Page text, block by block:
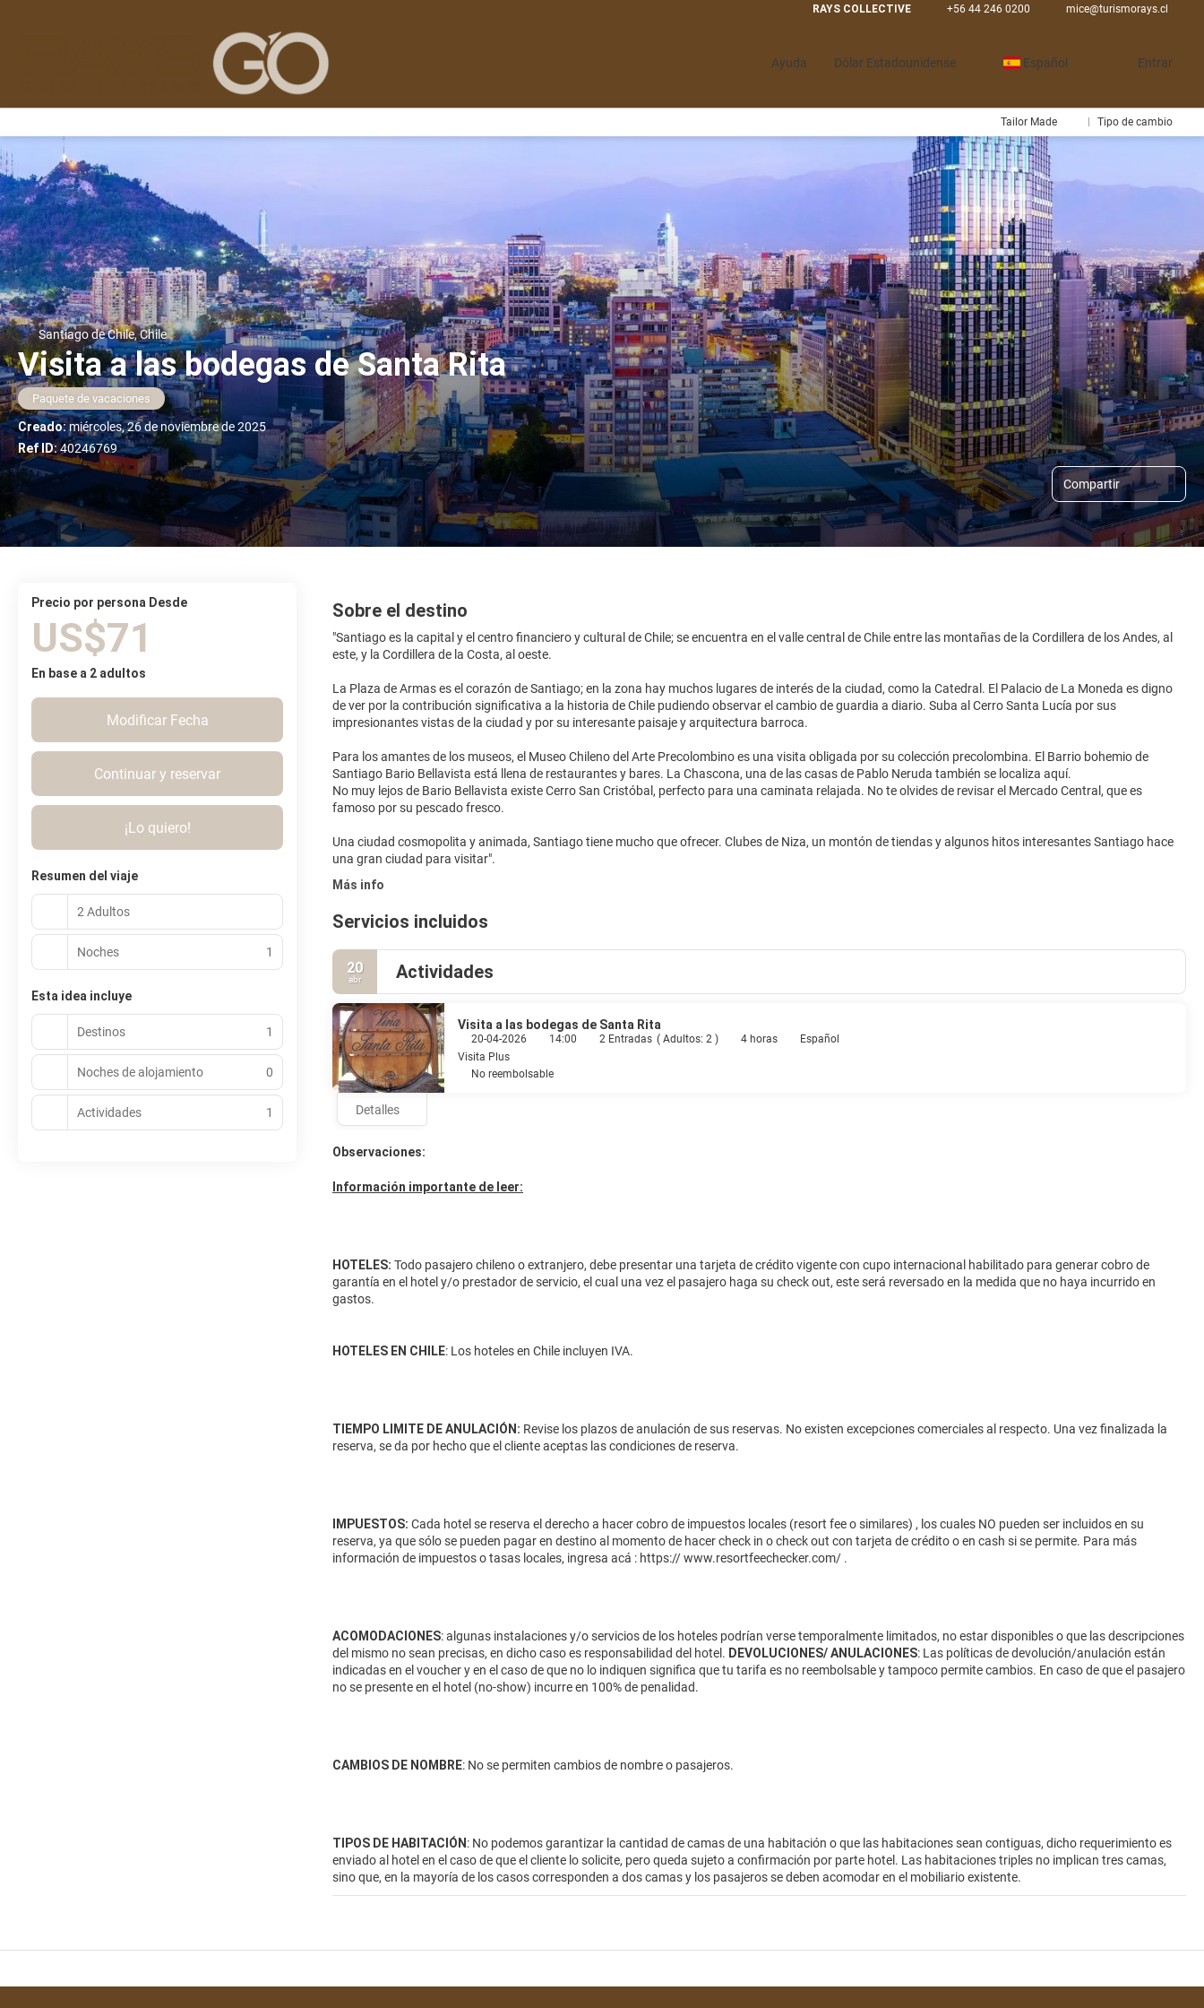
RAYS COLLECTIVE +56 44 246 0200 mice@turismorays.cl
Ayuda Dólar Estadounidense Español Entrar
Tailor Made Tipo de cambio
Santiago de Chile, Chile
Visita a las bodegas de Santa Rita
Paquete de vacaciones
Creado:miércoles, 26 de noviembre de 2025
Ref ID: 40246769
Compartir
Sobre el destino
"Santiago es la capital y el centro financiero y cultural de Chile; se encuentra en el valle central de Chile entre las montañas de la Cordillera de los Andes, al
este, y la Cordillera de la Costa, al oeste.
La Plaza de Armas es el corazón de Santiago; en la zona hay muchos lugares de interés de la ciudad, como la Catedral. El Palacio de La Moneda es digno
de ver por la contribución significativa a la historia de Chile pudiendo observar el cambio de guardia a diario. Suba al Cerro Santa Lucía por sus
impresionantes vistas de la ciudad y por su interesante paisaje y arquitectura barroca.
Para los amantes de los museos, el Museo Chileno del Arte Precolombino es una visita obligada por su colección precolombina. El Barrio bohemio de
Santiago Bario Bellavista está llena de restaurantes y bares. La Chascona, una de las casas de Pablo Neruda también se localiza aquí.
No muy lejos de Bario Bellavista existe Cerro San Cristóbal, perfecto para una caminata relajada. No te olvides de revisar el Mercado Central, que es
famoso por su pescado fresco.
Una ciudad cosmopolita y animada, Santiago tiene mucho que ofrecer. Clubes de Niza, un montón de tiendas y algunos hitos interesantes Santiago hace
Más info
Servicios incluidos
20
abr Actividades
Visita a las bodegas de Santa Rita
20-04-2026 14:00 2 Entradas ( Adultos: 2 ) 4 horas
Español
Visita Plus
No reembolsable
Detalles
Observaciones:
Información importante de leer:
HOTELES: Todo pasajero chileno o extranjero, debe presentar una tarjeta de crédito vigente con cupo internacional habilitado para generar cobro de
garantía en el hotel y/o prestador de servicio, el cual una vez el pasajero haga su check out, este será reversado en la medida que no haya incurrido en
gastos.
HOTELES EN CHILE: Los hoteles en Chile incluyen IVA.
TIEMPO LIMITE DE ANULACIÓN: Revise los plazos de anulación de sus reservas. No existen excepciones comerciales al respecto. Una vez finalizada la
reserva, se da por hecho que el cliente aceptas las condiciones de reserva.
IMPUESTOS: Cada hotel se reserva el derecho a hacer cobro de impuestos locales (resort fee o similares) , los cuales NO pueden ser incluidos en su
reserva, ya que sólo se pueden pagar en destino al momento de hacer check in o check out con tarjeta de crédito o en cash si se permite. Para más
información de impuestos o tasas locales, ingresa acá : https:// www.resortfeechecker.com/ .
ACOMODACIONES: algunas instalaciones y/o servicios de los hoteles podrían verse temporalmente limitados, no estar disponibles o que las descripciones
del mismo no sean precisas, en dicho caso es responsabilidad del hotel. DEVOLUCIONES/ ANULACIONES: Las políticas de devolución/anulación están
indicadas en el voucher y en el caso de que no lo indiquen significa que tu tarifa es no reembolsable y tampoco permite cambios. En caso de que el pasajero
no se presente en el hotel (no-show) incurre en 100% de penalidad.
CAMBIOS DE NOMBRE: No se permiten cambios de nombre o pasajeros.
TIPOS DE HABITACIÓN : No podemos garantizar la cantidad de camas de una habitación o que las habitaciones sean contiguas, dicho requerimiento es
enviado al hotel en el caso de que el cliente lo solicite, pero queda sujeto a confirmación por parte hotel. Las habitaciones triples no implican tres camas,
sino que, en la mayoría de los casos corresponden a dos camas y los pasajeros se deben acomodar en el mobiliario existente.
precio por persona Desde
US$71
En base a 2 adultos
Modificar Fecha
Continuar y reservar
¡Lo quiero!
Resumen del viaje
2 Adultos
Noches 1
Esta idea incluye
Destinos 1
Noches de alojamiento 0
Actividades 1